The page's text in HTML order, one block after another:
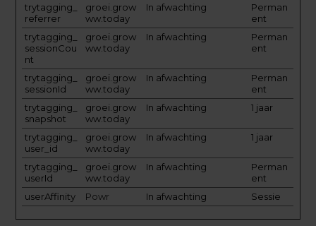
trytagging_
referrer
groei.grow
ww.today
In afwachting
Perman
ent
trytagging_
sessionCou
nt
groei.grow
ww.today
In afwachting
Perman
ent
trytagging_
sessionId
groei.grow
ww.today
In afwachting
Perman
ent
trytagging_
snapshot
groei.grow
ww.today
In afwachting 1 jaar
trytagging_
user_id
groei.grow
ww.today
In afwachting 1 jaar
trytagging_
userId
groei.grow
ww.today
In afwachting
Perman
ent
userAffinity
Powr In afwachting Sessie